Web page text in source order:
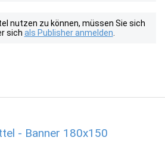
nutzen zu können, müssen Sie sich
sich als Publisher anmelden
- Banner 180x150